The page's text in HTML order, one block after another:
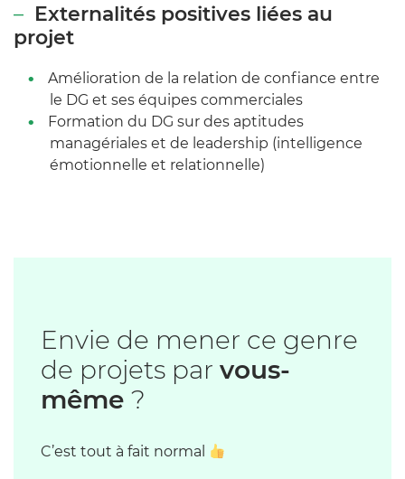
Externalités positives liées au
projet
Amélioration de la relation de confiance entre
le DG et ses équipes commerciales
Formation du DG sur des aptitudes
managériales et de leadership (intelligence
émotionnelle et relationnelle)
Envie de mener ce genre
de projets par vous-
même ?
C’est tout à fait normal